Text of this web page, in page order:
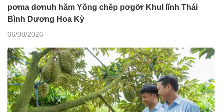
pơma dơnuh hăm Yŏng chĕp pơgơ̆r Khul lĭnh Thái
Bình Dương Hoa Kỳ
06/08/2026